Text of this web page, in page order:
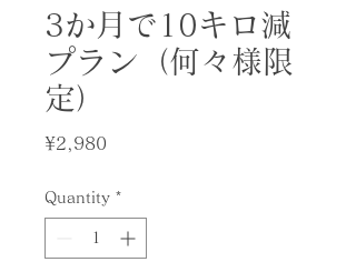
3か月で10キロ減
プラン（何々様限
定）
¥2,980
Quantity *